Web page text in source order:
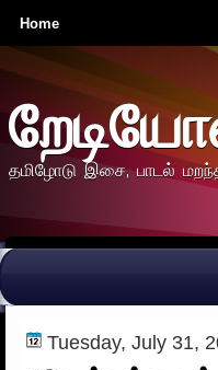
Home
தமிழோடு இசை, பாடல்
Tuesday, July 31,